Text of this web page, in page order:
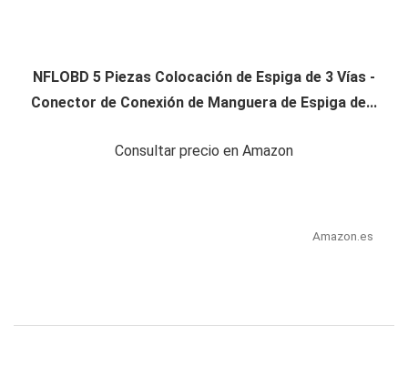
NFLOBD 5 Piezas Colocación de Espiga de 3 Vías -
Conector de Conexión de Manguera de Espiga de...
Consultar precio en Amazon
Amazon.es